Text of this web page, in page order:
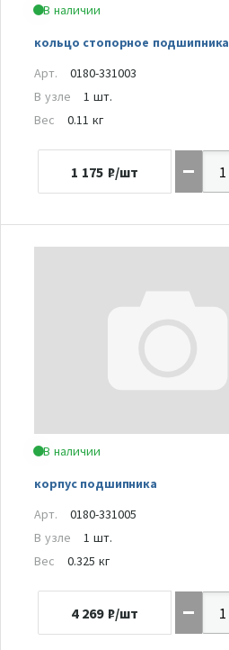
В наличии
кольцо стопорное подшипника
Арт.
0180-331003
В узле
1 шт.
Вес
0.11 кг
1 175 ₽/шт
В наличии
корпус подшипника
Арт.
0180-331005
В узле
1 шт.
Вес
0.325 кг
4 269 ₽/шт